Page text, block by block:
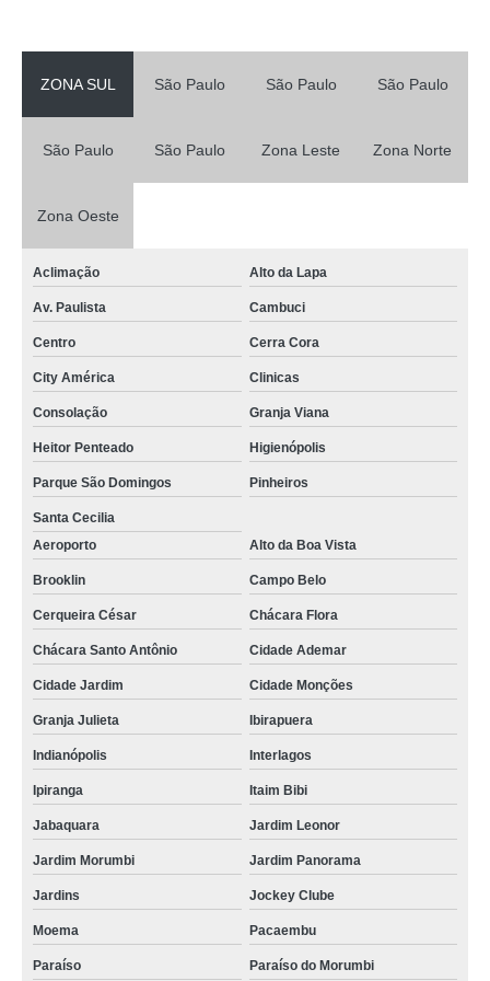
enfermeiro assistencial home care a idoso empresa Chácara Klabin
empresa especializada em enfermeiro home care Jockey Clube
empresa especializada em enfermeiro home care Pacaembu
enfermeiro a home care Higienópolis
atendimento home care enfermeiro empresa Raposo Tavares
serviço de enfermeiro home care empresa Jockey Clube
enfermeiro assistencial em home care Vila Leopoldina
enfermeiro home care para idosos Chácara Flora
enfermeiro visitador home care empresa Vila Nova Manchester
empresa especializada em enfermeiro visitador home care Consolação
atendimento enfermeiro home care Morumbi
enfermeiro 24 horas home care Santa Cruz
atendimento enfermeiro home care empresa Mandaqui
enfermeiro visitador home care empresa Pinheiros
empresa especializada em atendimento home care enfermeiro Vila Andrade
atendimento home care enfermeiro Vila Maria
do Ó
atendimento enfermeiro home care Limão
empresa especializada em enfermeiro home care para idosos Granja Julieta
enfermeiro 24 horas home care empresa Centro
enfermeiro a home care Pompéia
ZONA SUL São Paulo São Paulo São Paulo
São Paulo São Paulo Zona Leste Zona Norte
Zona Oeste
Aclimação Alto da Lapa
Av. Paulista Cambuci
Centro Cerra Cora
City América Clinicas
Consolação Granja Viana
Heitor Penteado Higienópolis
Parque São Domingos Pinheiros
Santa Cecilia
Aeroporto
Alto da Boa Vista
Brooklin Campo Belo
Cerqueira César Chácara Flora
Chácara Santo Antônio Cidade Ademar
Cidade Jardim Cidade Monções
Granja Julieta Ibirapuera
Indianópolis Interlagos
Ipiranga Itaim Bibi
Jabaquara Jardim Leonor
Jardim Morumbi Jardim Panorama
Jardins Jockey Clube
Moema Pacaembu
Paraíso Paraíso do Morumbi